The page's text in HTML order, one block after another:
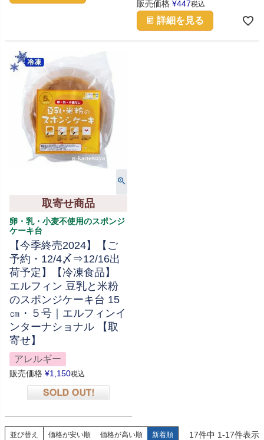
販売価格 ¥447税込
詳細を見る
取寄せ商品
卵・乳・小麦不使用のスポンジ
ケーキ台
【今季終売2024】【ご
予約・12/4〆⇒12/16出
荷予定】【冷凍食品】
エルフィン 豆乳と米粉
のスポンジケーキ台 15
㎝・５号｜エルフィンイ
ンターナショナル 【取
寄せ】
アレルギー
販売価格 ¥1,150税込
並び替え 価格が安い順 価格が高い順 新着順 17件中 1-17件表示